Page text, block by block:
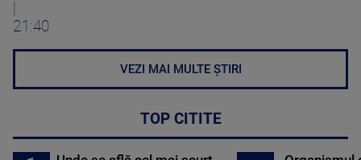
21:40
VEZI MAI MULTE ȘTIRI
TOP CITITE